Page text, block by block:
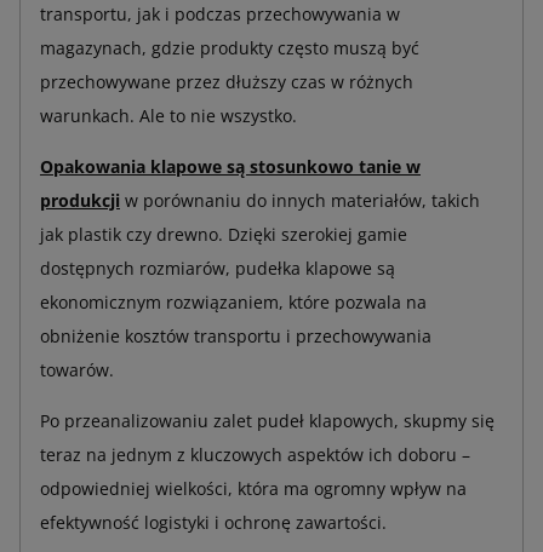
transportu, jak i podczas przechowywania w
magazynach, gdzie produkty często muszą być
przechowywane przez dłuższy czas w różnych
warunkach. Ale to nie wszystko.
Opakowania klapowe są stosunkowo tanie w
produkcji w porównaniu do innych materiałów, takich
jak plastik czy drewno. Dzięki szerokiej gamie
dostępnych rozmiarów, pudełka klapowe są
ekonomicznym rozwiązaniem, które pozwala na
obniżenie kosztów transportu i przechowywania
towarów.
Po przeanalizowaniu zalet pudeł klapowych, skupmy się
teraz na jednym z kluczowych aspektów ich doboru –
odpowiedniej wielkości, która ma ogromny wpływ na
efektywność logistyki i ochronę zawartości.